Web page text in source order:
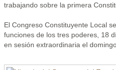
trabajando sobre la primera
El Congreso Constituyente Local
funciones de los tres poderes, 18
en sesión extraordinaria el